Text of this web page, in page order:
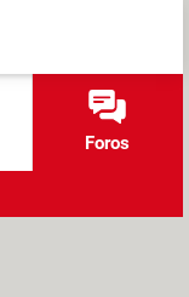
Foros